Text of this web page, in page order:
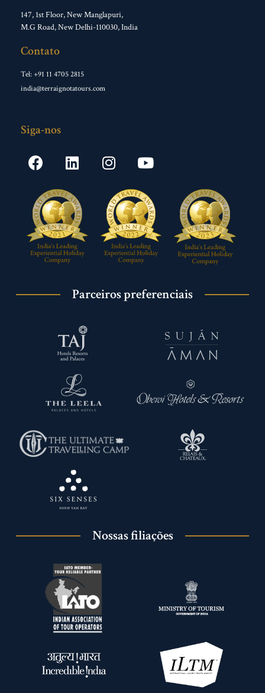
147, 1st Floor, New Manglapuri,
M.G Road, New Delhi-110030, India
Contato
Tel: +91 11 4705 2815
india@terraignotatours.com
Siga-nos
Parceiros preferenciais
Nossas filiações